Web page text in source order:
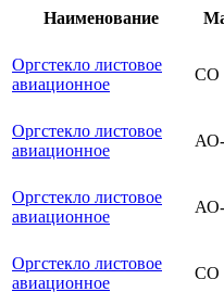
Наименование
Оргстекло листовое
авиационное
СО
Оргстекло листовое
авиационное
Оргстекло листовое
авиационное
Оргстекло листовое
авиационное
СО